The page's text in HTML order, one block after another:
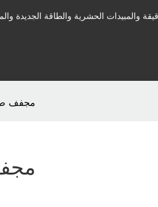
والمبيدات الحشرية والطاقة الجديدة
مجفف